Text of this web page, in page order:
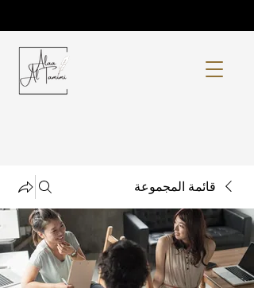
قائمة المجموعة